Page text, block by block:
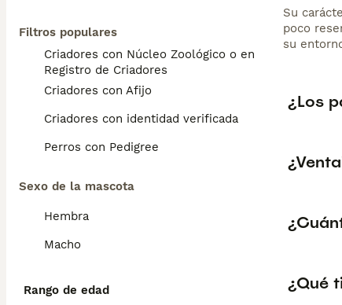
Filtros populares
Criadores con Núcleo Zoológico o en el
Registro de Criadores
Criadores con Afijo
Criadores con identidad verificada
Perros con Pedigree
Sexo de la mascota
Hembra
Macho
Rango de edad
Su
poco
su
¿Los
¿Qué